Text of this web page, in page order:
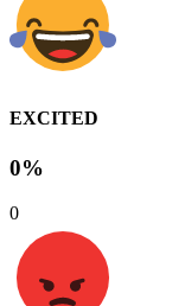
EXCITED
0%
0